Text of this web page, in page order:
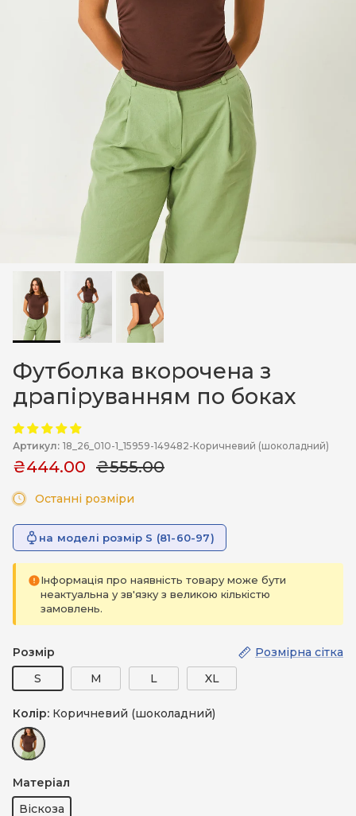
Футболка вкорочена з
драпіруванням по боках
Артикул: 18_26_010-1_15959-149482-Коричневий (шоколадний)
₴444.00 ₴555.00
Останні розміри
на моделі розмір S (81-60-97)
Інформація про наявність товару може бути
неактуальна у зв'язку з великою кількістю
замовлень.
Розмір
Розмірна сітка
S
M L XL
Колір: Коричневий (шоколадний)
Матеріал
Віскоза